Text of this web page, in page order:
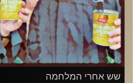
שש אחרי המלחמה